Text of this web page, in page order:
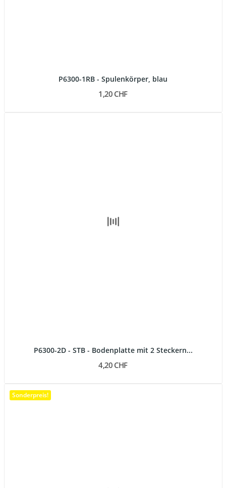
P6300-1RB - Spulenkörper, blau
1,20 CHF
P6300-2D - STB - Bodenplatte mit 2 Steckern...
4,20 CHF
Sonderpreis!